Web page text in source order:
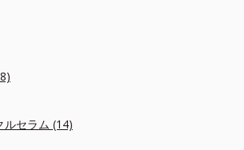
ルセラム (14)